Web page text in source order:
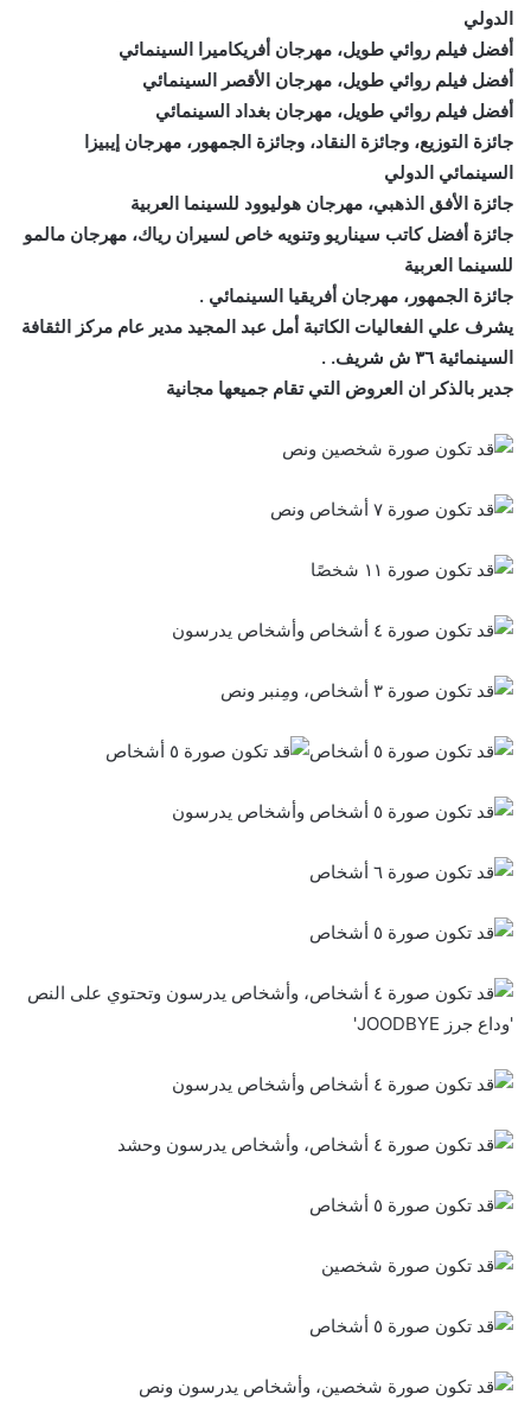
الدولي
أفضل فيلم روائي طويل، مهرجان أفريكاميرا السينمائي
أفضل فيلم روائي طويل، مهرجان الأقصر السينمائي
أفضل فيلم روائي طويل، مهرجان بغداد السينمائي
جائزة التوزيع، وجائزة النقاد، وجائزة الجمهور، مهرجان إيبيزا
السينمائي الدولي
جائزة الأفق الذهبي، مهرجان هوليوود للسينما العربية
جائزة أفضل كاتب سيناريو وتنويه خاص لسيران رياك، مهرجان مالمو
للسينما العربية
جائزة الجمهور، مهرجان أفريقيا السينمائي .
يشرف علي الفعاليات الكاتبة أمل عبد المجيد مدير عام مركز الثقافة
السينمائية ٣٦ ش شريف. .
جدير بالذكر ان العروض التي تقام جميعها مجانية